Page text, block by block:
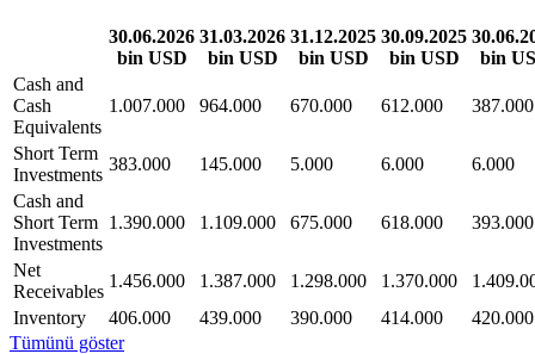
30.06.2026
bin USD
31.03.2026
bin USD
31.12.2025
bin USD
30.09.2025
bin USD
bin
Cash and
Cash
Equivalents
1.007.000 964.000 670.000 612.000 387.000
Short Term
Investments
383.000 145.000 5.000 6.000
6.000
Cash and
Short Term
Investments
1.390.000 1.109.000 675.000 618.000 393.000
Net
Receivables
1.456.000 1.387.000 1.298.000 1.370.000
Inventory
406.000 439.000 390.000 414.000
420.000
Tümünü göster